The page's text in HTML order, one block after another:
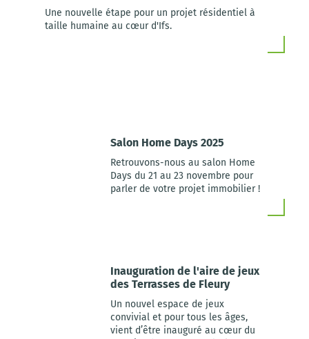
Une nouvelle étape pour un projet résidentiel à
taille humaine au cœur d'Ifs.
Salon Home Days 2025
Retrouvons-nous au salon Home
Days du 21 au 23 novembre pour
parler de votre projet immobilier !
Inauguration de l'aire de jeux
des Terrasses de Fleury
Un nouvel espace de jeux
convivial et pour tous les âges,
vient d’être inauguré au cœur du